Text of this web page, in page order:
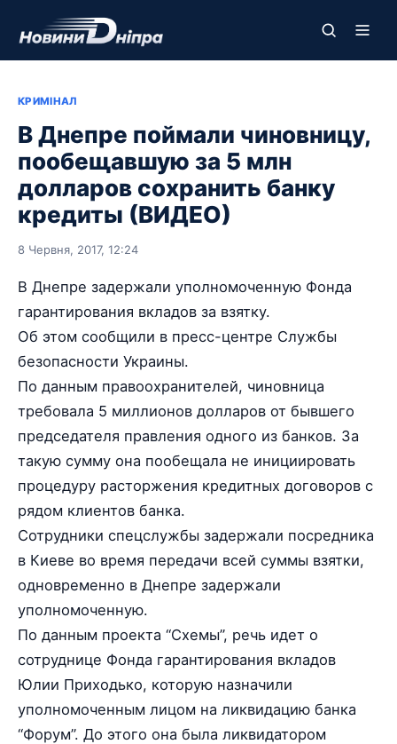
КРИМІНАЛ
В Днепре поймали чиновницу,
пообещавшую за 5 млн
долларов сохранить банку
кредиты (ВИДЕО)
8 Червня, 2017, 12:24
В Днепре задержали уполномоченную Фонда
гарантирования вкладов за взятку.
Об этом сообщили в пресс-центре Службы
безопасности Украины.
По данным правоохранителей, чиновница
требовала 5 миллионов долларов от бывшего
председателя правления одного из банков. За
такую сумму она пообещала не инициировать
процедуру расторжения кредитных договоров с
рядом клиентов банка.
Сотрудники спецслужбы задержали посредника
в Киеве во время передачи всей суммы взятки,
одновременно в Днепре задержали
уполномоченную.
По данным проекта “Схемы”, речь идет о
сотруднице Фонда гарантирования вкладов
Юлии Приходько, которую назначили
уполномоченным лицом на ликвидацию банка
“Форум”. До этого она была ликвидатором